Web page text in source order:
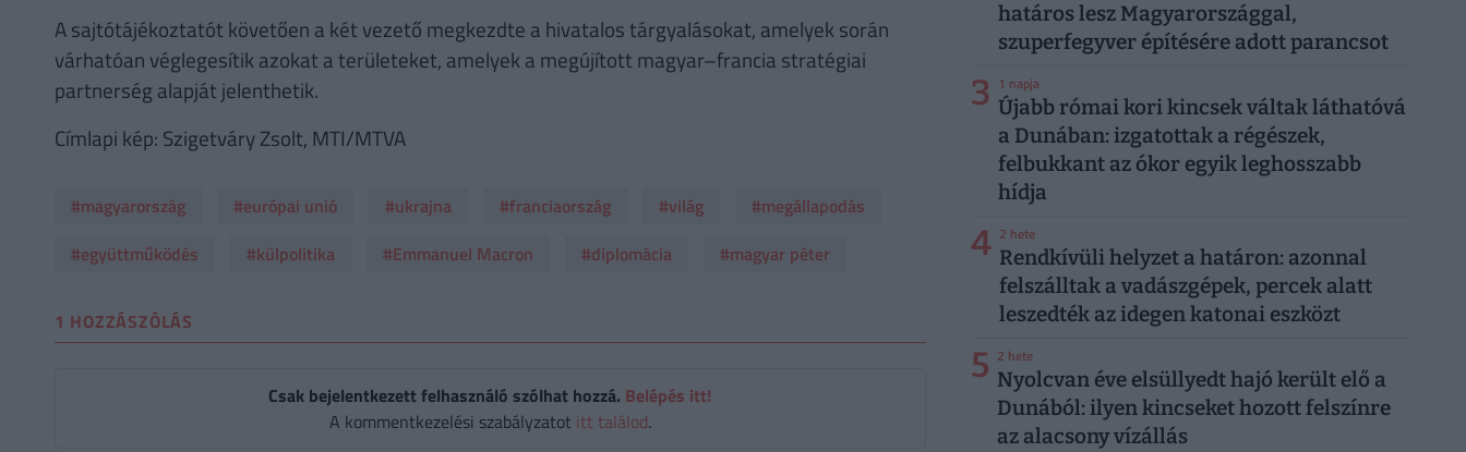
A sajtótájékoztatót követően a két vezető megkezdte a hivatalos tárgyalásokat, amelyek során
várhatóan véglegesítik azokat a területeket, amelyek a megújított magyar–francia stratégiai
partnerség alapját jelenthetik.
Címlapi kép: Szigetváry Zsolt, MTI/MTVA
#magyarország #európai unió #ukrajna #franciaország #világ
#megállapodás
#együttműködés
#külpolitika #Emmanuel Macron #diplomácia #magyar péter
1 HOZZÁSZÓLÁS
Csak bejelentkezett felhasználó szólhat hozzá. Belépés itt!
A kommentkezelési szabályzatot itt találod.
határos lesz Magyarországgal,
szuperfegyver építésére adott parancsot
3 1 napja
Újabb római kori kincsek váltak láthatóvá
a Dunában: izgatottak a régészek,
felbukkant az ókor egyik leghosszabb
hídja
4 2 hete
Rendkívüli helyzet a határon: azonnal
felszálltak a vadászgépek, percek alatt
leszedték az idegen katonai eszközt
5 2 hete
Nyolcvan éve elsüllyedt hajó került elő a
Dunából: ilyen kincseket hozott felszínre
az alacsony vízállás